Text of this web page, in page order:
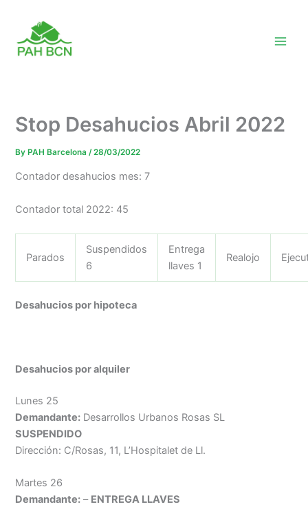
content
Stop Desahucios Abril 2022
By PAH Barcelona/28/03/2022
Contador desahucios mes: 7
Contador total 2022: 45
Parados
Suspendidos
6
Entrega
llaves 1
Realojo
Desahucios por hipoteca
Desahucios por alquiler
Lunes 25
Demandante: Desarrollos Urbanos Rosas SL
SUSPENDIDO
Dirección: C/Rosas, 11, L’Hospitalet de Ll.
Martes 26
Demandante: – ENTREGA LLAVES